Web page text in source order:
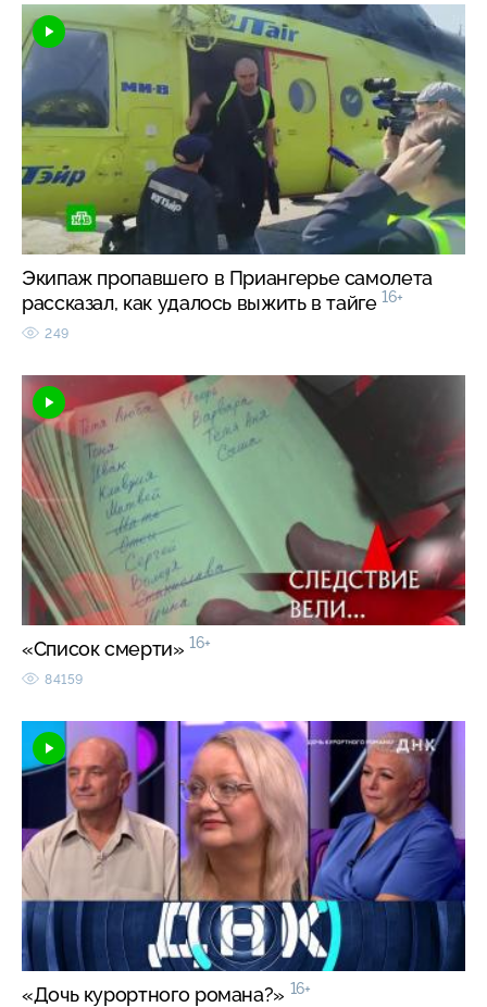
Экипаж пропавшего в Приангерье самолета
рассказал, как удалось выжить в тайге 16+
249
«Список смерти» 16+
84159
«Дочь курортного романа?» 16+